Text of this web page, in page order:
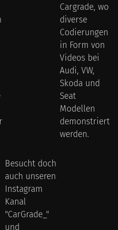
Cargrade, wo
diverse
Codierungen
in Form von
Videos bei
Audi, VW,
Skoda und
Seat
Modellen
demonstriert
werden.
Besucht doch
auch unseren
Instagram
Kanal
"CarGrade_"
und